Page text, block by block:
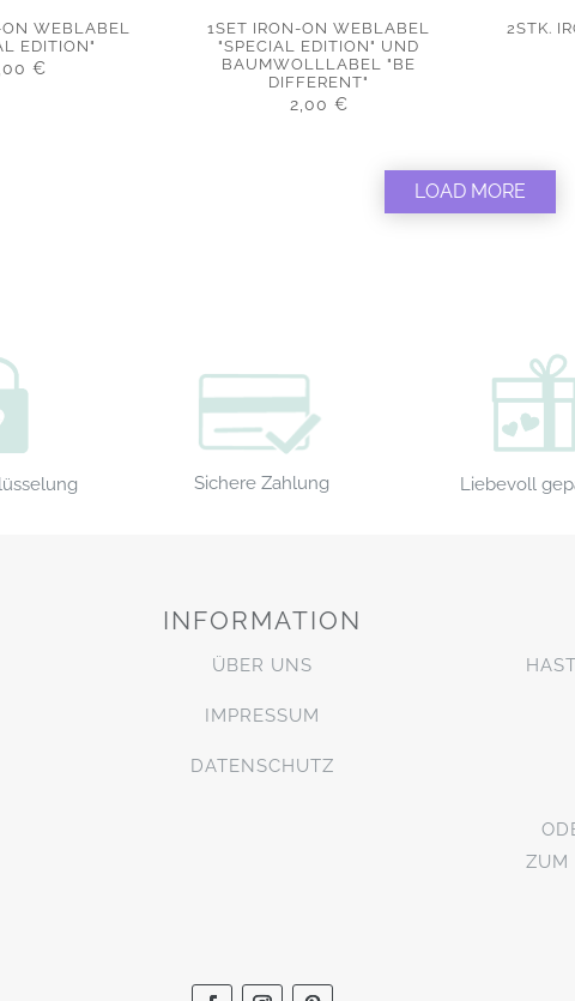
WEBLABEL
EDITION"
€
1SET IRON-ON WEBLABEL
"SPECIAL EDITION" UND
BAUMWOLLLABEL "BE
DIFFERENT"
2,00 €
2STK.
LOAD MORE
Sichere Zahlung Liebevoll
INFORMATION
ÜBER UNS
IMPRESSUM
DATENSCHUTZ
ZUM